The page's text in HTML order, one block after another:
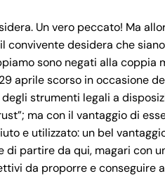
Un vero peccato! Ma
convivente desidera che
sono negati alla coppia
aprile scorso in occasione
strumenti legali a
ma con il vantaggio di
e utilizzato: un bel
partire da qui, magari con
da proporre e conseguire